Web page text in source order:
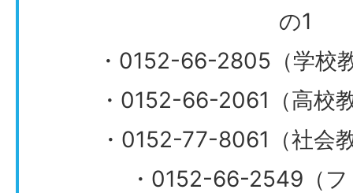
の1
・0152-66-2805（学校
・0152-66-2061（高校
・0152-77-8061（社会
・0152-66-2549（